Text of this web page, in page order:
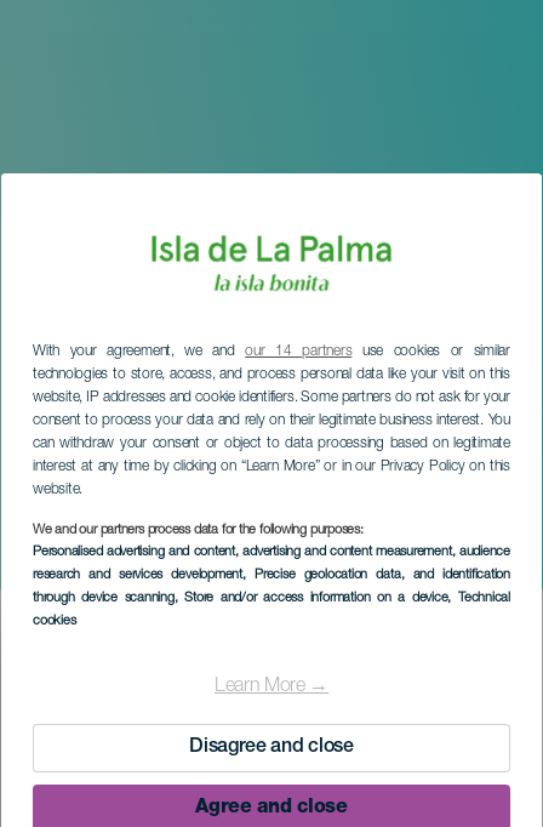
With your agreement, we andour 14 partnersuse cookies or similar
technologies to store, access, and process personal data like your visit on this
website, IP addresses and cookie identifiers. Some partners do not ask for your
consent to process your data and rely on their legitimate business interest. You
can withdraw your consent or object to data processing based on legitimate
interest at any time by clicking on “Learn More” or in our Privacy Policy on this
website.
We and our partners process data for the following purposes:
Personalised advertising and content, advertising and content measurement, audience
research and services development, Precise geolocation data, and identification
through device scanning, Store and/or access information on a device, Technical
cookies
Learn More →
Disagree and close
Agree and close
Aduares konsertissa
LA PALMA
Imagen